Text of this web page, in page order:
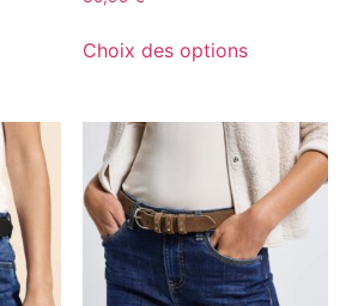
Choix des options